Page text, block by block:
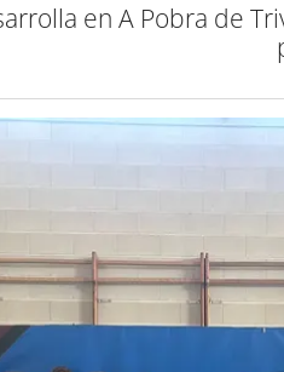
en A Pobra de